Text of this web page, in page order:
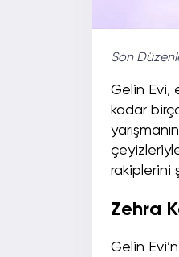
Son
Gelin Evi,
kadar
rakiplerini
Zehra
Gelin